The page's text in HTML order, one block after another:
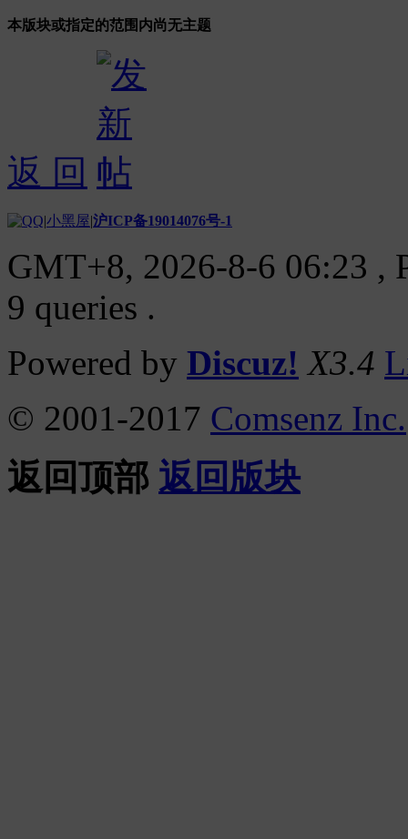
本版块或指定的范围内尚无主题
返 回
|小黑屋|沪ICP备19014076号-1
GMT+8, 2026-8-6 06:23 ,
9 queries .
Powered by Discuz! X3.4
© 2001-2017 Comsenz Inc.
返回顶部 返回版块